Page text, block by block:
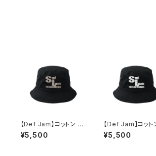
【Def Jam】コットン バ
ケットハット（ブラック）
¥5,500
【Def Jam】コット
ケットハット（ブラッ
¥5,500